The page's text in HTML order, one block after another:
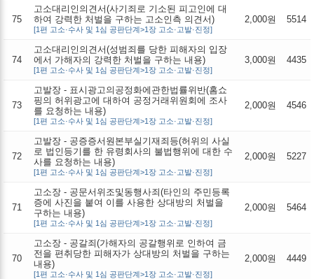
75
고소대리인의견서(사기죄로 기소된 피고인에 대
하여 강력한 처벌을 구하는 고소인측 의견서)
[1편 고소·수사 및 1심 공판단계>1장 고소·고발·진정]
2,000원 5514
74
고소대리인의견서(성범죄를 당한 피해자의 입장
에서 가해자의 강력한 처벌을 구하는 내용)
[1편 고소·수사 및 1심 공판단계>1장 고소·고발·진정]
3,000원 4435
73
고발장 - 표시광고의공정화에관한법률위반(홈쇼
핑의 허위광고에 대하여 공정거래위원회에 조사
를 요청하는 내용)
[1편 고소·수사 및 1심 공판단계>1장 고소·고발·진정]
2,000원 4546
72
고발장 - 공증증서원본부실기재죄등(허위의 사실
로 법인등기를 한 유령회사의 불법행위에 대한 수
사를 요청하는 내용)
[1편 고소·수사 및 1심 공판단계>1장 고소·고발·진정]
2,000원 5227
71
고소장 - 공문서위조및동행사죄(타인의 주민등록
증에 사진을 붙여 이를 사용한 상대방의 처벌을
구하는 내용)
[1편 고소·수사 및 1심 공판단계>1장 고소·고발·진정]
2,000원 5464
70
고소장 - 공갈죄(가해자의 공갈행위로 인하여 금
전을 편취당한 피해자가 상대방의 처벌을 구하는
내용)
[1편 고소·수사 및 1심 공판단계>1장 고소·고발·진정]
2,000원 4449